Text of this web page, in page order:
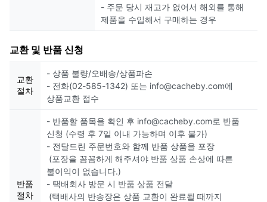
- 주문 당시 재고가 없어서 해외를 통해
제품을 수입해서 구매하는 경우
교환 및 반품 신청
교환
절차
- 상품 불량/오배송/상품파손
- 전화(02-585-1342) 또는 info@cacheby.com에
상품교환 접수
반품
절차
- 반품할 품목을 확인 후 info@cacheby.com로 반품
신청 (수령 후 7일 이내 가능하며 이후 불가)
- 전달드린 주문번호와 함께 반품 상품을 포장
(포장을 꼼꼼하게 해주셔야 반품 상품 손상에 따른
불이익이 없습니다.)
- 택배회사 방문 시 반품 상품 전달
(택배사의 반송장은 상품 교환이 완료될 때까지